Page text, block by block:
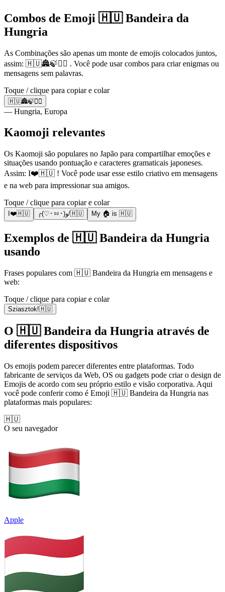
Combos de Emoji 🇭🇺 Bandeira da
Hungria
As Combinações são apenas um monte de emojis colocados juntos,
assim: 🇭🇺🏯🍃💆‍♀️ . Você pode usar combos para criar enigmas ou
mensagens sem palavras.
Toque / clique para copiar e colar
🇭🇺🏯🍃💆‍♀️
— Hungria, Europa
Kaomoji relevantes
Os Kaomoji são populares no Japão para compartilhar emoções e
situações usando pontuação e caracteres gramaticais japoneses.
Assim: I❤️🇭🇺 ! Você pode usar esse estilo criativo em mensagens
e na web para impressionar sua amigos.
Toque / clique para copiar e colar
I❤️🇭🇺 ╭(♡･ㅂ･)و/🇭🇺 My 🏠 is 🇭🇺
Exemplos de 🇭🇺 Bandeira da Hungria
usando
Frases populares com 🇭🇺 Bandeira da Hungria em mensagens e
web:
Toque / clique para copiar e colar
Sziasztok!🇭🇺
O 🇭🇺 Bandeira da Hungria através de
diferentes dispositivos
Os emojis podem parecer diferentes entre plataformas. Todo
fabricante de serviços da Web, OS ou gadgets pode criar o design de
Emojis de acordo com seu próprio estilo e visão corporativa. Aqui
você pode conferir como é Emoji 🇭🇺 Bandeira da Hungria nas
plataformas mais populares:
🇭🇺
O seu navegador
Apple